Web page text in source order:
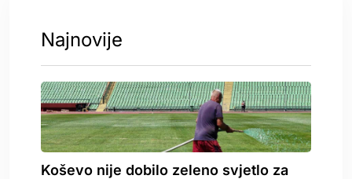
Najnovije
Koševo nije dobilo zeleno svjetlo za